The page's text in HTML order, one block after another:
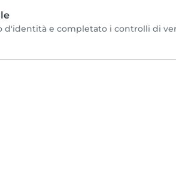
d'identità e completato i controlli di